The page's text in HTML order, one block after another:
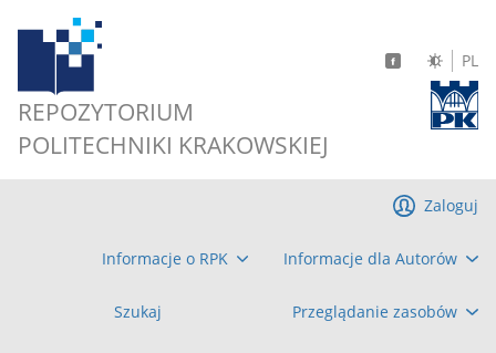
REPOZYTORIUM
POLITECHNIKI KRAKOWSKIEJ
PL
Informacje o RPK Informacje dla Autorów
Szukaj Przeglądanie zasobów
Zaloguj